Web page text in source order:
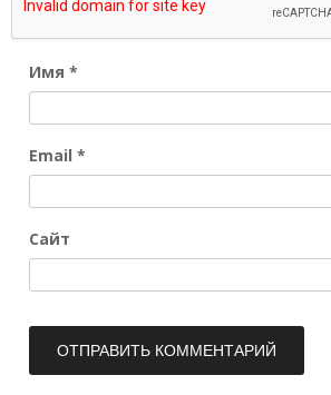
Имя *
Email *
Сайт